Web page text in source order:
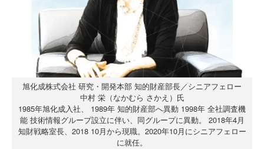
旭化成株式会社 研究・開発本部 知的財産部長／シニアフェロー
中村 栄（なかむら さかえ）氏
1985年旭化成入社、 1989年 知的財産部へ異動 1998年 全社調査機
能 技術情報グループ設立に伴い、同グループに異動。 2018年4月
知財戦略室長、2018 10月から現職。2020年10月にシニアフェロー
に就任。